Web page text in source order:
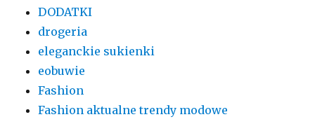
DODATKI
drogeria
eleganckie sukienki
eobuwie
Fashion
Fashion aktualne trendy modowe